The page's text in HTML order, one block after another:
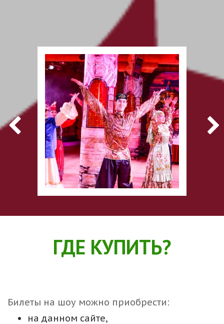
ГДЕ КУПИТЬ?
Билеты на шоу можно приобрести:
на данном сайте,